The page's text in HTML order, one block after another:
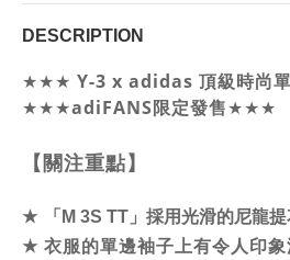
DESCRIPTION
★★★ Y-3 x adidas 頂級時尚
★★★adiFANS限定發售★★★
【關注重點】
★ 「M 3S TT」採用光滑的尼龍提
★ 衣服的單邊袖子上有令人印象